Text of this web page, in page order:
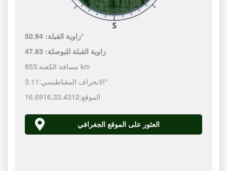
زاوية القبلة:50.94°
زاوية القبلة للبوصلة: 47.83
مسافة الكعبة: 853 km
الانحراف المغناطيسي:3.11°
الموقع:
16.6916,33.4312
العثور على الموقع الجغرافي